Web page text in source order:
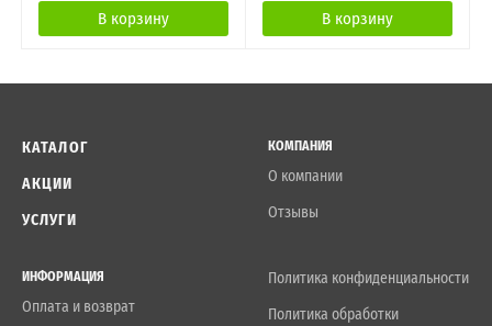
В корзину В корзину
КАТАЛОГ
АКЦИИ
УСЛУГИ
КОМПАНИЯ
О компании
Отзывы
ИНФОРМАЦИЯ
Оплата и возврат
Политика конфиденциальности
Политика обработки